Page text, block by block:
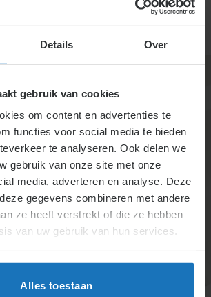
Details Over
gebruik van cookies
om content en advertenties te
functies voor social media te bieden
te analyseren. Ook delen we
gebruik van onze site met onze
media, adverteren en analyse. Deze
gegevens combineren met andere
ze heeft verstrekt of die ze hebben
van uw gebruik van hun services.
Alles toestaan
Bestuurder van
en BV’s kennen complexe
WBTR is de ontslagbescherming